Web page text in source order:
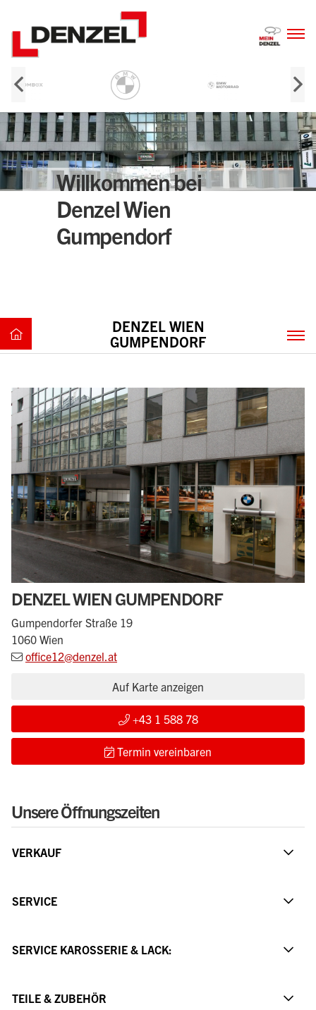
Inhalt
Willkommen bei
Denzel Wien
Gumpendorf
DENZEL WIEN
GUMPENDORF
DENZEL WIEN GUMPENDORF
Gumpendorfer Straße 19
1060 Wien
office12@denzel.at
Auf Karte anzeigen
+43 1 588 78
Termin vereinbaren
Unsere Öffnungszeiten
VERKAUF
SERVICE
SERVICE KAROSSERIE & LACK:
TEILE & ZUBEHÖR